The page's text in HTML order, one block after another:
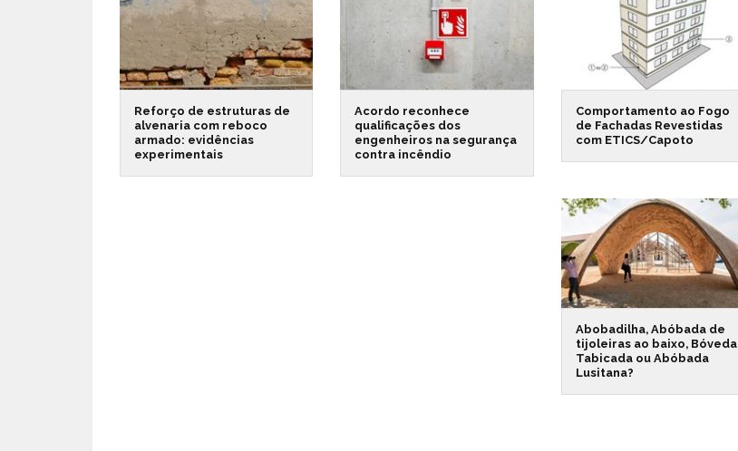
Reforço de estruturas de
alvenaria com reboco
armado: evidências
experimentais
Acordo reconhece
qualificações dos
engenheiros na segurança
contra incêndio
Comportamento ao Fogo
de Fachadas Revestidas
com ETICS/Capoto
Abobadilha, Abóbada de
tijoleiras ao baixo, Bóveda
Tabicada ou Abóbada
Lusitana?